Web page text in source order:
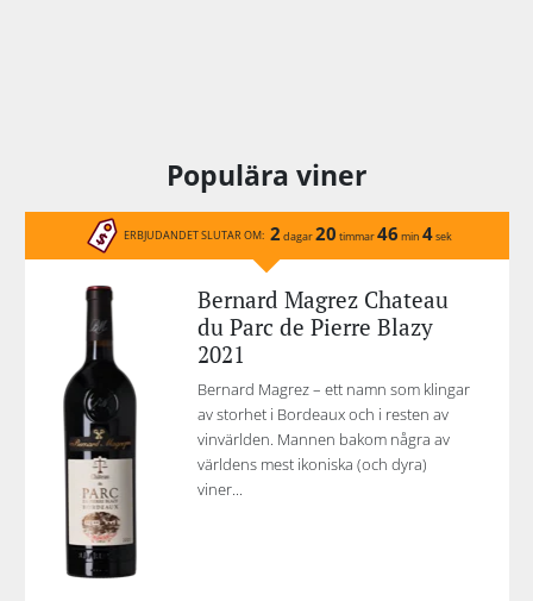
Populära viner
ERBJUDANDET SLUTAR OM: 2 dagar20 timmar46 min 4sek
Bernard Magrez Chateau
du Parc de Pierre Blazy
2021
Bernard Magrez – ett namn som klingar
av storhet i Bordeaux och i resten av
vinvärlden. Mannen bakom några av
världens mest ikoniska (och dyra)
viner...